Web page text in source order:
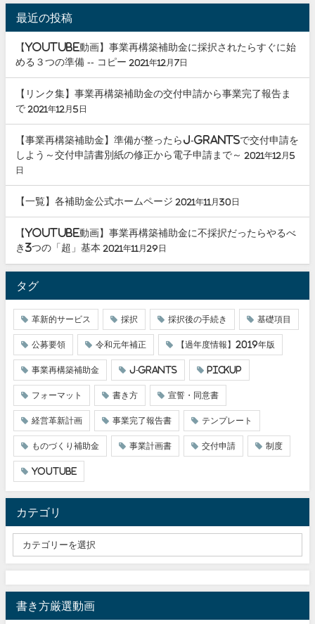
最近の投稿
【youtube動画】事業再構築補助金に採択されたらすぐに始
める３つの準備 -- コピー 2021年12月7日
【リンク集】事業再構築補助金の交付申請から事業完了報告ま
で 2021年12月5日
【事業再構築補助金】準備が整ったらJ-grantsで交付申請を
しよう～交付申請書別紙の修正から電子申請まで～
2021年12月5
日
【一覧】各補助金公式ホームページ 2021年11月30日
【youtube動画】事業再構築補助金に不採択だったらやるべ
き3つの「超」基本 2021年11月29日
タグ
革新的サービス 採択 採択後の手続き 基礎項目
公募要領 令和元年補正 【過年度情報】2019年版
事業再構築補助金 J-grants pickup
フォーマット 書き方 宣誓・同意書
経営革新計画 事業完了報告書 テンプレート
ものづくり補助金 事業計画書 交付申請 制度
youtube
カテゴリ
書き方厳選動画